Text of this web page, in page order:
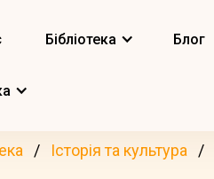
Бібліотека Блог
Історія та культура